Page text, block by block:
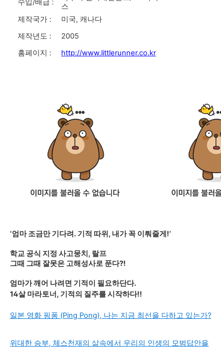
수입/배급 :
스
제작국가 :
미국, 캐나다
제작년도 :
2005
홈페이지 :
http://www.littlerunner.co.kr
‘엄마 조금만 기다려. 기적 따위, 내가 꼭 이뤄줄게!’
학교 공식 지정 사고뭉치, 랄프
그때 그때 잘못은 고해성사로 푼다?!
엄마가 깨어 나려면 기적이 필요하단다.
14살 마라토너, 기적의 질주를 시작하다!!
일본 영화 핑퐁 (Ping Pong), 나는 지금 최선을 다하고 있는가?
위대한 승부, 체스천재의 삶속에서 우리의 인생의 모범답안을